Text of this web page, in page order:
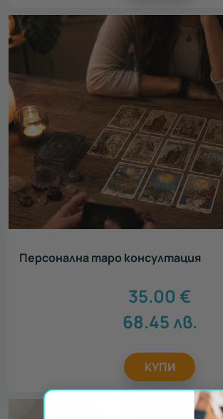
Персонална таро консултация
35.00 €
68.45лв.
КУПИ